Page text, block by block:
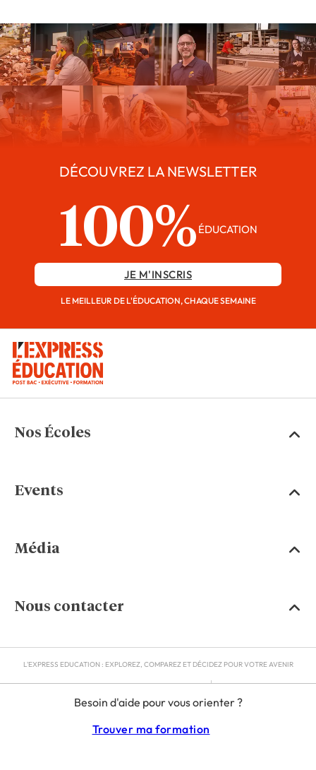
Besoin d'aide pour vous orienter ?
Trouver ma formation
DÉCOUVREZ LA NEWSLETTER
100% ÉDUCATION
JE M'INSCRIS
LE MEILLEUR DE L'ÉDUCATION, CHAQUE SEMAINE
Nos Écoles
Events
Média
Nous contacter
L'EXPRESS EDUCATION : EXPLOREZ, COMPAREZ ET DÉCIDEZ POUR VOTRE AVENIR
RGPD